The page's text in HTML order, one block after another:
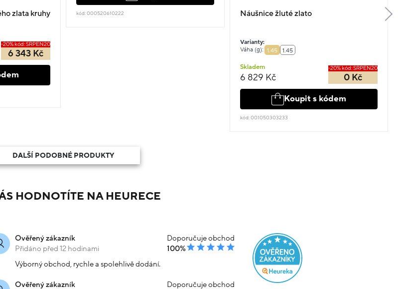
zlata kruhy
-20% kód: SRPEN20
6 343 Kč
kód: 000520610222 Náušnice žluté zlato
Varianty:
Váha (g):
1.45 1.45
Skladem
6 829 Kč
-20% kód: SRPEN20
0 Kč
Koupit s kódem
kód: 001050303233
DALŠÍ PODOBNÉ PRODUKTY
HODNOTÍTE NA HEURECE
Ověřený zákazník
Přidáno před 12 hodinami
Doporučuje obchod
100%
Výborný obchod, rychle a spolehlivě dodání.
Ověřený zákazník
Doporučuje obchod